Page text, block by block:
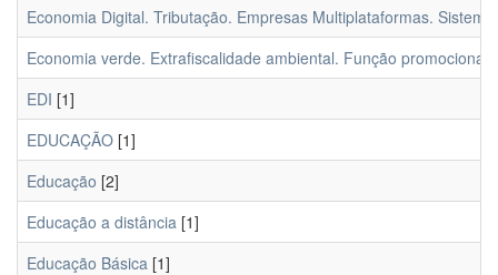
Economia Digital. Tributação. Empresas Multiplataformas.
Economia verde. Extrafiscalidade ambiental. Função
EDI [1]
EDUCAÇÃO [1]
Educação [2]
Educação a distância [1]
Educação Básica [1]